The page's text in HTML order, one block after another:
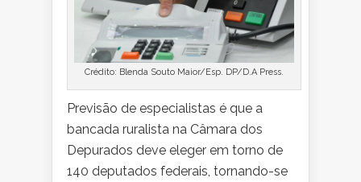
Crédito: Blenda Souto Maior/Esp. DP/D.A Press.
Previsão de especialistas é que a
bancada ruralista na Câmara dos
Depurados deve eleger em torno de
140 deputados federais, tornando-se